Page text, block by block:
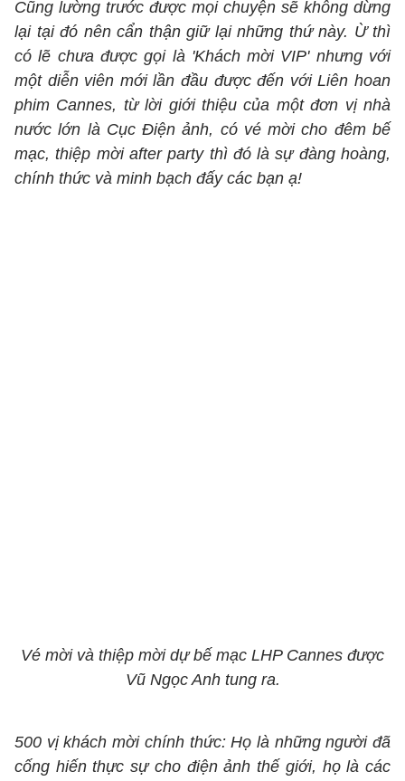
Cũng lường trước được mọi chuyện sẽ không dừng
lại tại đó nên cẩn thận giữ lại những thứ này. Ừ thì
có lẽ chưa được gọi là 'Khách mời VIP' nhưng với
một diễn viên mới lần đầu được đến với Liên hoan
phim Cannes, từ lời giới thiệu của một đơn vị nhà
nước lớn là Cục Điện ảnh, có vé mời cho đêm bế
mạc, thiệp mời after party thì đó là sự đàng hoàng,
chính thức và minh bạch đấy các bạn ạ!
Vé mời và thiệp mời dự bế mạc LHP Cannes được
Vũ Ngọc Anh tung ra.
500 vị khách mời chính thức: Họ là những người đã
cống hiến thực sự cho điện ảnh thế giới, họ là các